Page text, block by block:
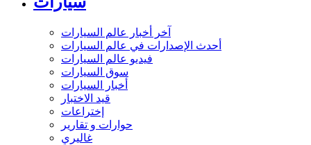
آخر أخبار عالم السيارات
أحدث الإصدارات في عالم السيارات
فيديو عالم السيارات
سوق السيارات
أخبار السيارات
قيد الاختبار
إختراعات
حوارات و تقارير
غاليري